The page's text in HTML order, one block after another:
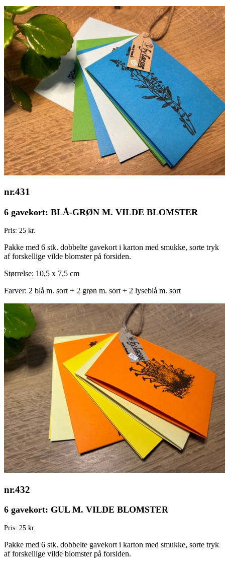
nr.431
6 gavekort: BLÅ-GRØN M. VILDE BLOMSTER
Pris: 25 kr.
Pakke med 6 stk. dobbelte gavekort i karton med smukke, sorte tryk
af forskellige vilde blomster på forsiden.
Størrelse: 10,5 x 7,5 cm
Farver: 2 blå m. sort + 2 grøn m. sort + 2 lyseblå m. sort
nr.432
6 gavekort: GUL M. VILDE BLOMSTER
Pris: 25 kr.
Pakke med 6 stk. dobbelte gavekort i karton med smukke, sorte tryk
af forskellige vilde blomster på forsiden.